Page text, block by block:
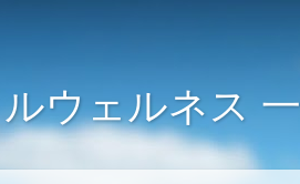
ウェルネス